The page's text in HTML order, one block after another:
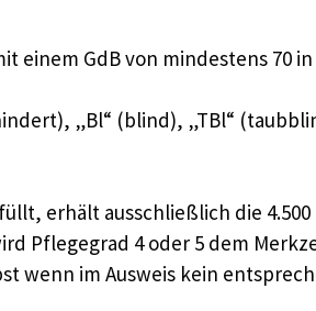
einem GdB von mindestens 70
„Bl“ (blind), „TBl“
erhält ausschließlich die 4.500
Pflegegrad 4 oder 5 dem
wenn im Ausweis kein